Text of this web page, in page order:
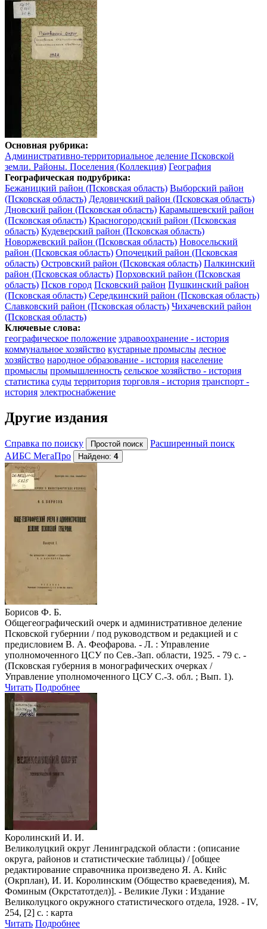
Основная рубрика:
Административно-территориальное деление Псковской
земли. Районы. Поселения (Коллекция) География
Географическая подрубрика:
Бежаницкий район (Псковская область) Выборский район
(Псковская область) Дедовичский район (Псковская область)
Дновский район (Псковская область) Карамышевский район
(Псковская область) Красногородский район (Псковская
область) Кудеверский район (Псковская область)
Новоржевский район (Псковская область) Новосельский
район (Псковская область) Опочецкий район (Псковская
область) Островский район (Псковская область) Палкинский
район (Псковская область) Порховский район (Псковская
область) Псков город Псковский район Пушкинский район
(Псковская область) Середкинский район (Псковская область)
Славковский район (Псковская область) Чихачевский район
(Псковская область)
Ключевые слова:
географическое положение здравоохранение - история
коммунальное хозяйство кустарные промыслы лесное
хозяйство народное образование - история население
промыслы промышленность сельское хозяйство - история
статистика суды территория торговля - история транспорт -
история электроснабжение
Другие издания
Справка по поиску
Расширенный поиск
АИБС МегаПро
Найдено: 4
Борисов Ф. Б.
Общегеографический очерк и административное деление
Псковской губернии / под руководством и редакцией и с
предисловием В. А. Феофарова. - Л. : Управление
уполномоченного ЦСУ по Сев.-Зап. области, 1925. - 79 с. -
(Псковская губерния в монографических очерках /
Управление уполномоченного ЦСУ С.-З. обл. ; Вып. 1).
Читать Подробнее
Королинский И. И.
Великолуцкий округ Ленинградской области : (описание
округа, районов и статистические таблицы) / [общее
редактирование справочника произведено Я. А. Кийс
(Окрплан), И. И. Королинским (Общество краеведения), М.
Фоминым (Окрстатотдел)]. - Великие Луки : Издание
Великолуцкого окружного статистического отдела, 1928. - IV,
254, [2] с. : карта
Читать Подробнее